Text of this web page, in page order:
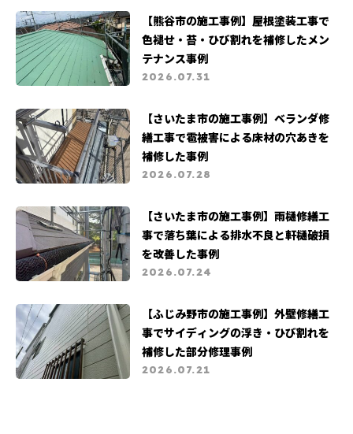
【熊谷市の施工事例】屋根塗装工事で
色褪せ・苔・ひび割れを補修したメン
テナンス事例
2026.07.31
【さいたま市の施工事例】ベランダ修
繕工事で雹被害による床材の穴あきを
補修した事例
2026.07.28
【さいたま市の施工事例】雨樋修繕工
事で落ち葉による排水不良と軒樋破損
を改善した事例
2026.07.24
【ふじみ野市の施工事例】外壁修繕工
事でサイディングの浮き・ひび割れを
補修した部分修理事例
2026.07.21